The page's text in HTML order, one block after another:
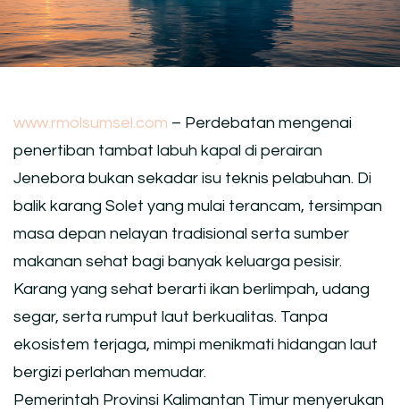
www.rmolsumsel.com – Perdebatan mengenai
penertiban tambat labuh kapal di perairan
Jenebora bukan sekadar isu teknis pelabuhan. Di
balik karang Solet yang mulai terancam, tersimpan
masa depan nelayan tradisional serta sumber
makanan sehat bagi banyak keluarga pesisir.
Karang yang sehat berarti ikan berlimpah, udang
segar, serta rumput laut berkualitas. Tanpa
ekosistem terjaga, mimpi menikmati hidangan laut
bergizi perlahan memudar.
Pemerintah Provinsi Kalimantan Timur menyerukan